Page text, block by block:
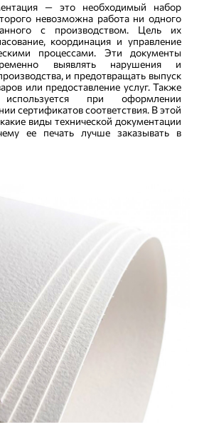
— это необходимый набор
невозможна работа ни одного
с производством. Цель их
координация и управление
процессами. Эти документы
выявлять нарушения и
и предотвращать выпуск
или предоставление услуг. Также
используется при оформлении
сертификатов соответствия. В этой
виды технической документации
ее печать лучше заказывать в